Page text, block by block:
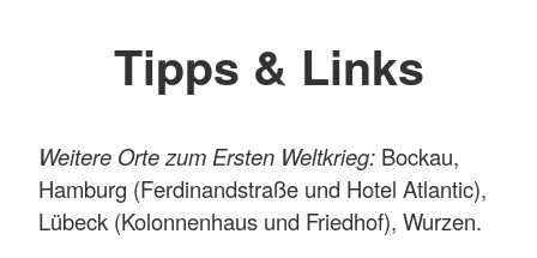
Tipps & Links
Weitere Orte zum Ersten Weltkrieg: Bockau,
Hamburg (Ferdinandstraße und Hotel Atlantic),
Lübeck (Kolonnenhaus und Friedhof), Wurzen.